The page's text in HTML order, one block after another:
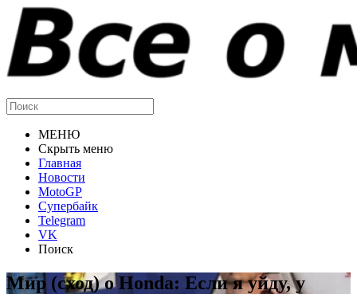
МЕНЮ
Скрыть меню
Главная
Новости
MotoGP
Супербайк
Telegram
VK
Поиск
Мир (сход) о Honda: Если я уйду, у